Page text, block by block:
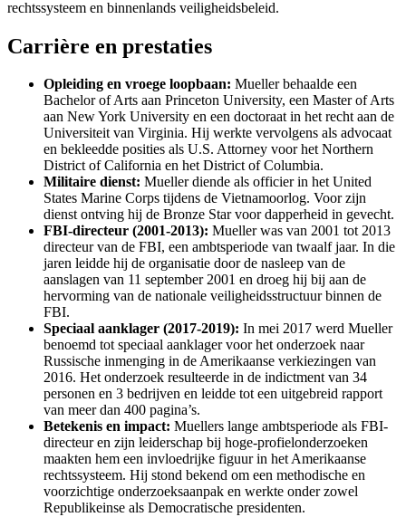
rechtssysteem en binnenlands veiligheidsbeleid.
Carrière en prestaties
Opleiding en vroege loopbaan: Mueller behaalde een
Bachelor of Arts aan Princeton University, een Master of Arts
aan New York University en een doctoraat in het recht aan de
Universiteit van Virginia. Hij werkte vervolgens als advocaat
en bekleedde posities als U.S. Attorney voor het Northern
District of California en het District of Columbia.
Militaire dienst: Mueller diende als officier in het United
States Marine Corps tijdens de Vietnamoorlog. Voor zijn
dienst ontving hij de Bronze Star voor dapperheid in gevecht.
FBI-directeur (2001-2013): Mueller was van 2001 tot 2013
directeur van de FBI, een ambtsperiode van twaalf jaar. In die
jaren leidde hij de organisatie door de nasleep van de
aanslagen van 11 september 2001 en droeg hij bij aan de
hervorming van de nationale veiligheidsstructuur binnen de
FBI.
Speciaal aanklager (2017-2019): In mei 2017 werd Mueller
benoemd tot speciaal aanklager voor het onderzoek naar
Russische inmenging in de Amerikaanse verkiezingen van
2016. Het onderzoek resulteerde in de indictment van 34
personen en 3 bedrijven en leidde tot een uitgebreid rapport
van meer dan 400 pagina’s.
Betekenis en impact: Muellers lange ambtsperiode als FBI-
directeur en zijn leiderschap bij hoge-profielonderzoeken
maakten hem een invloedrijke figuur in het Amerikaanse
rechtssysteem. Hij stond bekend om een methodische en
voorzichtige onderzoeksaanpak en werkte onder zowel
Republikeinse als Democratische presidenten.